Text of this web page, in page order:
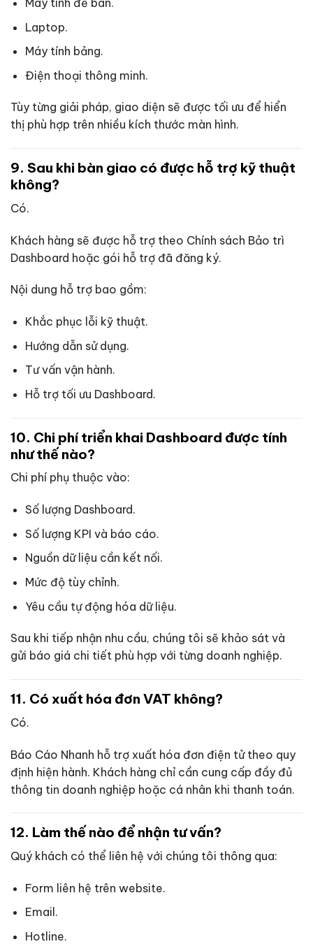
Laptop.
Máy tính bảng.
Điện thoại thông minh.
Tùy từng giải pháp, giao diện sẽ được tối ưu để hiển
thị phù hợp trên nhiều kích thước màn hình.
9. Sau khi bàn giao có được hỗ trợ kỹ thuật
không?
Có.
Khách hàng sẽ được hỗ trợ theo Chính sách Bảo trì
Dashboard hoặc gói hỗ trợ đã đăng ký.
Nội dung hỗ trợ bao gồm:
Khắc phục lỗi kỹ thuật.
Hướng dẫn sử dụng.
Tư vấn vận hành.
Hỗ trợ tối ưu Dashboard.
10. Chi phí triển khai Dashboard được tính
như thế nào?
Chi phí phụ thuộc vào:
Số lượng Dashboard.
Số lượng KPI và báo cáo.
Nguồn dữ liệu cần kết nối.
Mức độ tùy chỉnh.
Yêu cầu tự động hóa dữ liệu.
Sau khi tiếp nhận nhu cầu, chúng tôi sẽ khảo sát và
gửi báo giá chi tiết phù hợp với từng doanh nghiệp.
11. Có xuất hóa đơn VAT không?
Có.
Báo Cáo Nhanh hỗ trợ xuất hóa đơn điện tử theo quy
định hiện hành. Khách hàng chỉ cần cung cấp đầy đủ
thông tin doanh nghiệp hoặc cá nhân khi thanh toán.
12. Làm thế nào để nhận tư vấn?
Quý khách có thể liên hệ với chúng tôi thông qua:
Form liên hệ trên website.
Email.
Hotline.